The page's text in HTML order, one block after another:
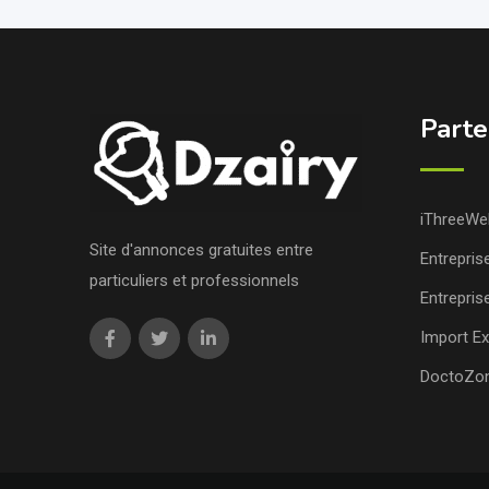
Site d'annonces gratuites entre
particuliers et professionnels
Import